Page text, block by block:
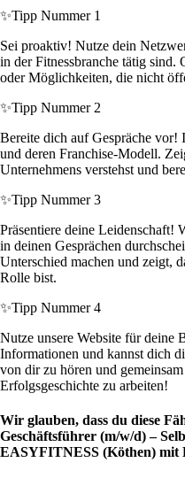
✨Tipp Nummer 1
Sei proaktiv! Nutze dein
in der Fitnessbranche tätig sind.
oder Möglichkeiten, die nicht
✨Tipp Nummer 2
Bereite dich auf Gespräche
und deren Franchise-Modell.
Unternehmens verstehst und
✨Tipp Nummer 3
Präsentiere deine Leidenschaft!
in deinen Gesprächen
Unterschied machen und zeigt,
Rolle bist.
✨Tipp Nummer 4
Nutze unsere Website für deine
Informationen und kannst dich
von dir zu hören und
Erfolgsgeschichte zu arbeiten!
Wir glauben, dass du diese
Geschäftsführer (m/w/d) –
EASYFITNESS (Köthen) mit